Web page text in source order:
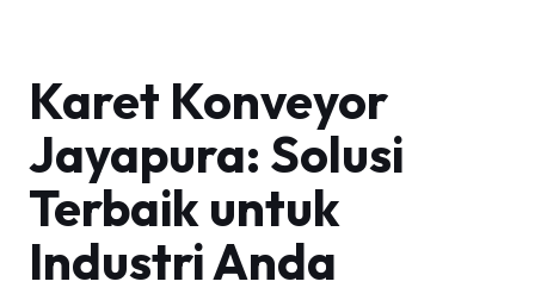
Karet Konveyor
Jayapura: Solusi
Terbaik untuk
Industri Anda